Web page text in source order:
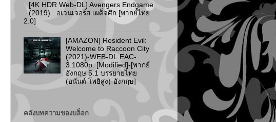
[4K HDR Web-DL] Avengers Endgame
(2019) : อเวนเจอร์ส เผด็จศึก [พากย์ไทย
2.0]
[AMAZON] Resident Evil:
Welcome to Raccoon City
(2021)-WEB-DL.EAC-
3.1080p. [Modified]-[พากย์
อังกฤษ 5.1 บรรยายไทย
(อนันต์ โพธิสูง)-อังกฤษ]
คลังบทความของบล็อก